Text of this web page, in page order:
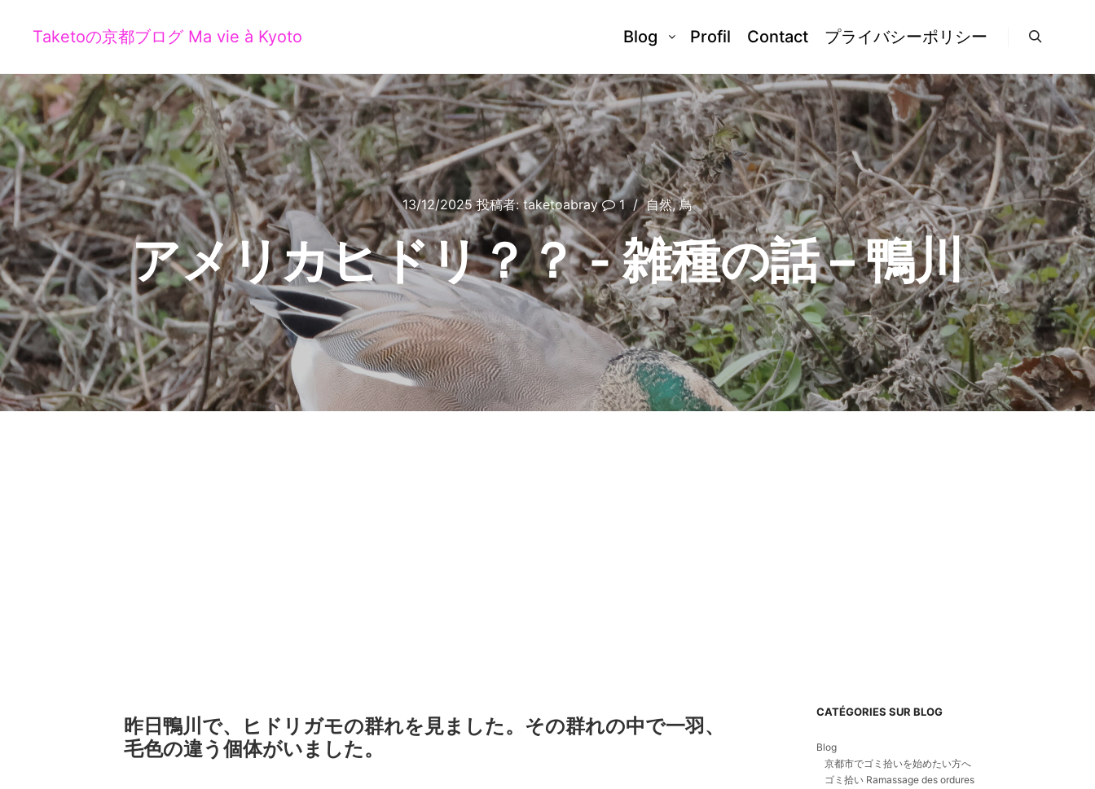
Taketoの京都ブログ Ma vie à Kyoto Blog Profil Contact プライバシーポリシー
13/12/2025投稿者:taketoabray 1 自然,鳥
アメリカヒドリ？？ ‐ 雑種の話 – 鴨川
昨日鴨川で、ヒドリガモの群れを見ました。その群れの中で一羽、
毛色の違う個体がいました。
CATÉGORIES SUR BLOG
Blog
京都市でゴミ拾いを始めたい方へ
ゴミ拾い Ramassage des ordures